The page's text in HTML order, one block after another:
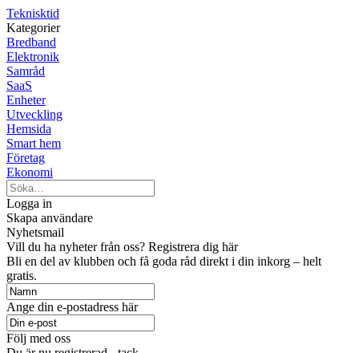
Teknisktid
Kategorier
Bredband
Elektronik
Samråd
SaaS
Enheter
Utveckling
Hemsida
Smart hem
Företag
Ekonomi
Logga in
Skapa användare
Nyhetsmail
Vill du ha nyheter från oss? Registrera dig här
Bli en del av klubben och få goda råd direkt i din inkorg – helt
gratis.
Ange din e-postadress här
Följ med oss